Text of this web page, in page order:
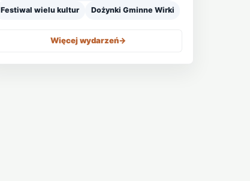
Festiwal wielu kultur Dożynki Gminne Wirki
Więcej wydarzeń->